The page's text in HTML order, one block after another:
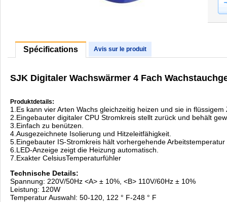
Spécifications Avis sur le produit
SJK Digitaler Wachswärmer 4 Fach
Produktdetails:
1.Es kann vier Arten Wachs gleichzeitig heizen und sie in
2.Eingebauter digitaler CPU Stromkreis stellt zurück und behält
3.Einfach zu benützen.
4.Ausgezeichnete Isolierung und Hitzeleitfähigkeit.
5.Eingebauter IS-Stromkreis hält vorhergehende
6.LED-Anzeige zeigt die Heizung automatisch.
7.Exakter CelsiusTemperaturfühler
Technische Details:
Spannung: 220V/50Hz <A> ± 10%, <B> 110V/60Hz ± 10%
Leistung: 120W
Temperatur Auswahl: 50-120, 122 ° F-248 ° F